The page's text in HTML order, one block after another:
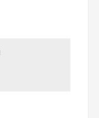
«О
что нужно
проблема,
или
250B TDM